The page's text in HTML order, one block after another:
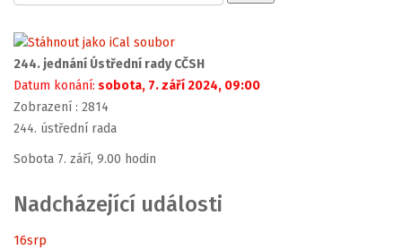
244. jednání Ústřední rady CČSH
Datum konání: sobota, 7. září 2024, 09:00
Zobrazení : 2814
244. ústřední rada
Sobota 7. září, 9.00 hodin
Nadcházející události
16srp